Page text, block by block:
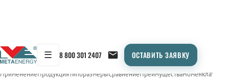
☰ 8 800 301 2407 ОСТАВИТЬ ЗАЯВКУ
← Продукция/ШИНОПРОВОД
ПрименениеПродукцияТипоразмерыСравнениеПреимуществаНоменклатура